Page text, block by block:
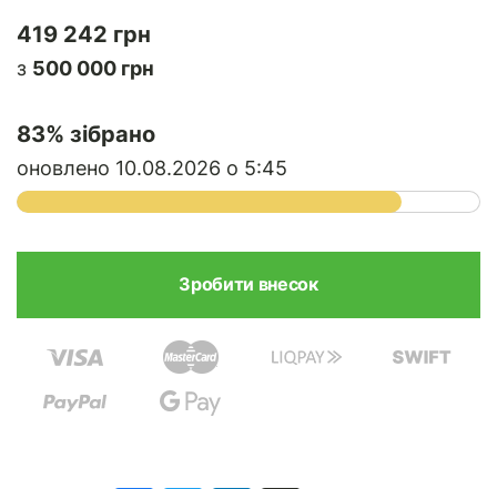
419 242 грн
з 500 000 грн
83% зібрано
оновлено 10.08.2026 о 5:45